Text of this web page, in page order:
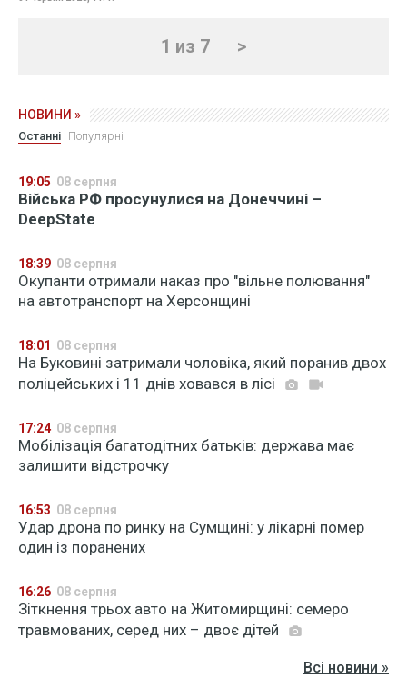
1 из 7 >
НОВИНИ »
Останні Популярні
19:05 08 серпня
Війська РФ просунулися на Донеччині –
DeepState
18:39 08 серпня
Окупанти отримали наказ про "вільне полювання"
на автотранспорт на Херсонщині
18:01 08 серпня
На Буковині затримали чоловіка, який поранив двох
поліцейських і 11 днів ховався в лісі
17:24 08 серпня
Мобілізація багатодітних батьків: держава має
залишити відстрочку
16:53 08 серпня
Удар дрона по ринку на Сумщині: у лікарні помер
один із поранених
16:26 08 серпня
Зіткнення трьох авто на Житомирщині: семеро
травмованих, серед них – двоє дітей
Всі новини »